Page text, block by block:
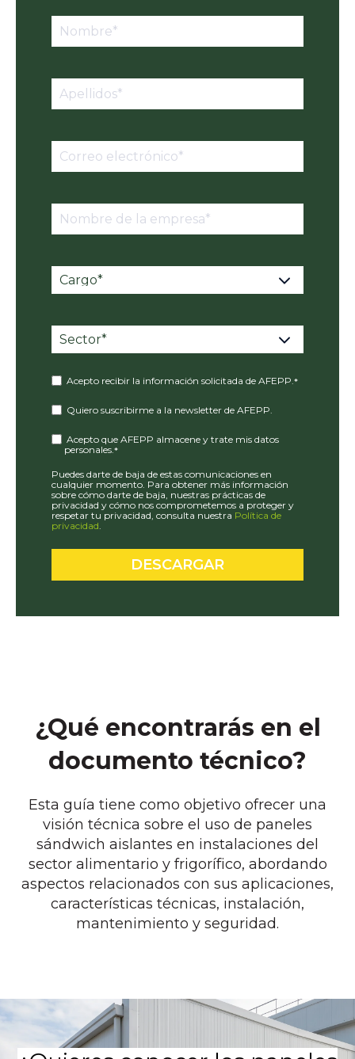
Acepto recibir la información solicitada de AFEPP. *
Quiero suscribirme a la newsletter de AFEPP.
Acepto que AFEPP almacene y trate mis datos
personales. *
Puedes darte de baja de estas comunicaciones en
cualquier momento. Para obtener más información
sobre cómo darte de baja, nuestras prácticas de
privacidad y cómo nos comprometemos a proteger y
respetar tu privacidad, consulta nuestra Política de
privacidad.
¿Qué encontrarás en el
documento técnico?
Esta guía tiene como objetivo ofrecer una
visión técnica sobre el uso de paneles
sándwich aislantes en instalaciones del
sector alimentario y frigorífico, abordando
aspectos relacionados con sus aplicaciones,
características técnicas, instalación,
mantenimiento y seguridad.